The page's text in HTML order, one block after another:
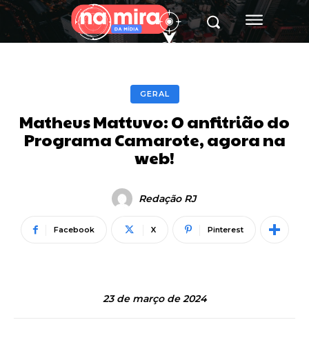
GERAL
Matheus Mattuvo: O anfitrião do
Programa Camarote, agora na
web!
Redação RJ
Facebook X Pinterest
23 de março de 2024